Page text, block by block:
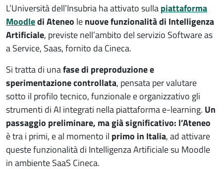
Paragrafo
L’Università dell’Insubria ha attivato sullapiattaforma
Moodledi Ateneo lenuove funzionalità di Intelligenza
Artificiale, previste nell’ambito del servizio Software as
a Service, Saas,fornito da Cineca.
Si tratta di unafase di preproduzione e
sperimentazione controllata, pensata per valutare
sotto il profilo tecnico, funzionale e organizzativo gli
strumenti di AI integrati nella piattaforma e-learning. Un
passaggio preliminare, ma già significativo: l’Ateneo
è tra i primi, e al momento il primo in Italia, ad attivare
queste funzionalità di Intelligenza Artificiale su Moodle
in ambiente SaaS Cineca.